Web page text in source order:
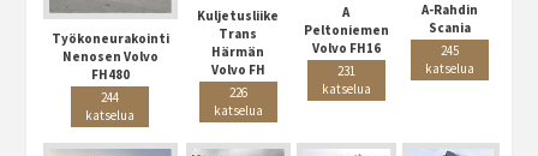
Työkoneurakointi
Nenosen Volvo
FH480
244
katselua
Kuljetusliike
Trans
Härmän
Volvo FH
226
katselua
A
Peltoniemen
Volvo FH16
231
katselua
A-Rahdin
Scania
245
katselua